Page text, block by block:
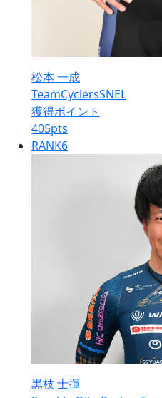
松本 一成
TeamCyclersSNEL
獲得ポイント
405pts
RANK6
黒枝 士揮